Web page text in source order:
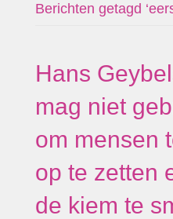
Berichten getagd
Hans
mag niet
om mensen
op te zetten
de kiem te